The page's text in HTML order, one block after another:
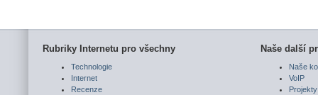
Rubriky Internetu pro všechny
Technologie
Internet
Recenze
Naše další
Naše
VoIP
Projekty